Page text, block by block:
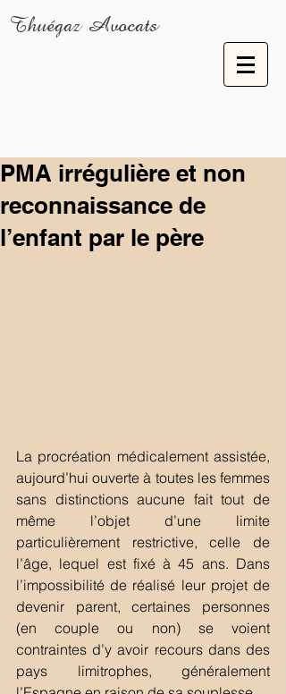
Thuégaz Avocats
PMA irrégulière et non
reconnaissance de
l’enfant par le père
La procréation médicalement assistée,
aujourd’hui ouverte à toutes les femmes
sans distinctions aucune fait tout de
même l’objet d’une limite
particulièrement restrictive, celle de
l’âge, lequel est fixé à 45 ans. Dans
l’impossibilité de réalisé leur projet de
devenir parent, certaines personnes
(en couple ou non) se voient
contraintes d’y avoir recours dans des
pays limitrophes, généralement